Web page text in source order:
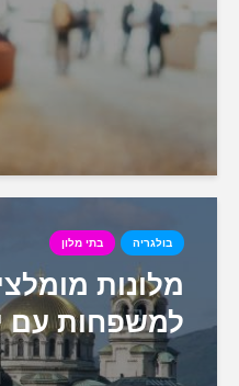
בולגריה בתי מלון
מלונות
למשפחות עם